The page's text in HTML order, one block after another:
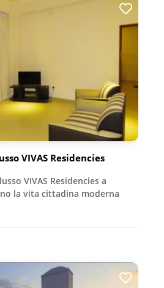
VIVAS Residencies
VIVAS Residencies a
la vita cittadina moderna